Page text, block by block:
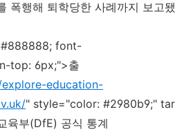
폭행해 퇴학당한 사례까지 보고됐
font-
top: 6px;">출
education-
" style="color: #2980b9;" tar
육부(DfE) 공식 통계